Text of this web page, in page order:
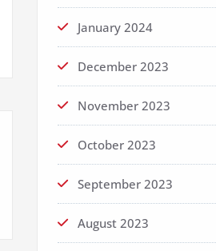
January 2024
December 2023
November 2023
October 2023
September 2023
August 2023